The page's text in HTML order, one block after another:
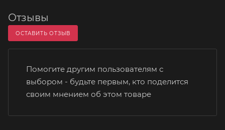
Отзывы
ОСТАВИТЬ ОТЗЫВ
Помогите другим пользователям с
выбором - будьте первым, кто поделится
своим мнением об этом товаре